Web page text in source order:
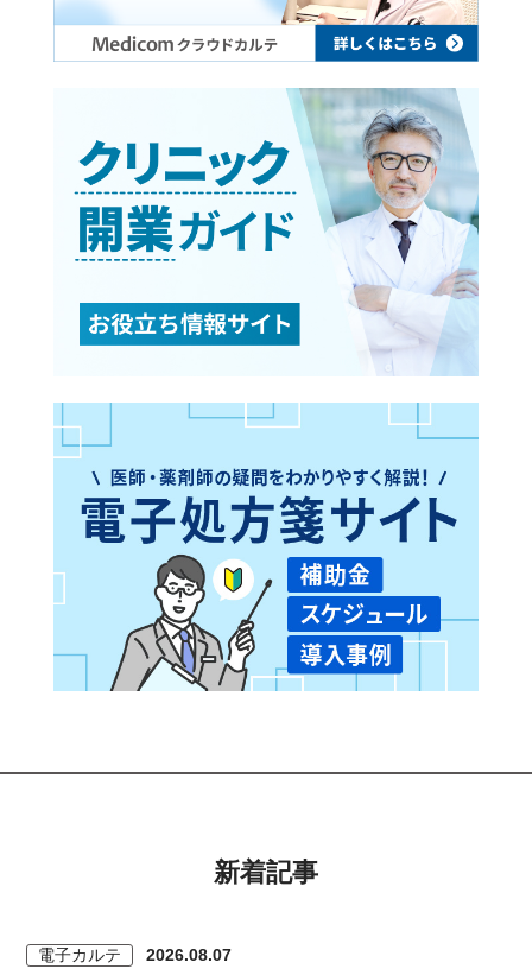
新着記事
電子カルテ 2026.08.07